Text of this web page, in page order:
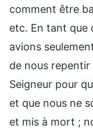
comment être
etc. En tant que
avions
de nous
Seigneur pour
et que nous ne
et mis à mort ;